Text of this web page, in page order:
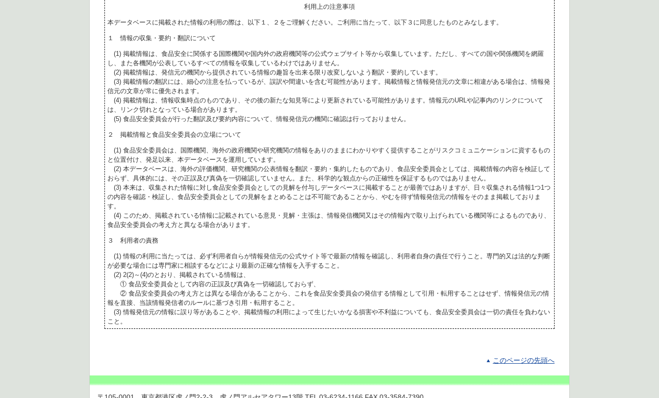
利用上の注意事項
本データベースに掲載された情報の利用の際は、以下１、２をご理解ください。ご利用に当たって、以下３に同意したものとみなします。
１ 情報の収集・要約・翻訳について
(1) 掲載情報は、食品安全に関係する国際機関や国内外の政府機関等の公式ウェブサイト等から収集しています。ただし、すべての国や関係機関を網羅
し、また各機関が公表しているすべての情報を収集しているわけではありません。
(2) 掲載情報は、発信元の機関から提供されている情報の趣旨を出来る限り改変しないよう翻訳・要約しています。
(3) 掲載情報の翻訳には、細心の注意を払っているが、誤訳や間違いを含む可能性があります。掲載情報と情報発信元の文章に相違がある場合は、情報発
信元の文章が常に優先されます。
(4) 掲載情報は、情報収集時点のものであり、その後の新たな知見等により更新されている可能性があります。情報元のURLや記事内のリンクについて
は、リンク切れとなっている場合があります。
(5) 食品安全委員会が行った翻訳及び要約内容について、情報発信元の機関に確認は行っておりません。
２ 掲載情報と食品安全委員会の立場について
(1) 食品安全委員会は、国際機関、海外の政府機関や研究機関の情報をありのままにわかりやすく提供することがリスクコミュニケーションに資するもの
と位置付け、発足以来、本データベースを運用しています。
(2) 本データベースは、海外の評価機関、研究機関の公表情報を翻訳・要約・集約したものであり、食品安全委員会としては、掲載情報の内容を検証して
おらず、具体的には、その正誤及び真偽を一切確認していません。また、科学的な観点からの正確性を保証するものではありません。
(3) 本来は、収集された情報に対し食品安全委員会としての見解を付与しデータベースに掲載することが最善ではありますが、日々収集される情報1つ1つ
の内容を確認・検証し、食品安全委員会としての見解をまとめることは不可能であることから、やむを得ず情報発信元の情報をそのまま掲載しておりま
す。
(4) このため、掲載されている情報に記載されている意見・見解・主張は、情報発信機関又はその情報内で取り上げられている機関等によるものであり、
食品安全委員会の考え方と異なる場合があります。
３ 利用者の責務
(1) 情報の利用に当たっては、必ず利用者自らが情報発信元の公式サイト等で最新の情報を確認し、利用者自身の責任で行うこと。専門的又は法的な判断
が必要な場合には専門家に相談するなどにより最新の正確な情報を入手すること。
(2) 2(2)～(4)のとおり、掲載されている情報は、
① 食品安全委員会として内容の正誤及び真偽を一切確認しておらず、
② 食品安全委員会の考え方とは異なる場合があることから、これを食品安全委員会の発信する情報として引用・転用することはせず、情報発信元の情
報を直接、当該情報発信者のルールに基づき引用・転用すること。
(3) 情報発信元の情報に誤り等があることや、掲載情報の利用によって生じたいかなる損害や不利益についても、食品安全委員会は一切の責任を負わない
こと。
このページの先頭へ